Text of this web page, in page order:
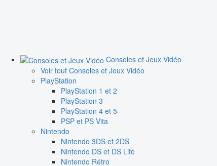
Consoles et Jeux Vidéo
Voir tout Consoles et Jeux Vidéo
PlayStation
PlayStation 1 et 2
PlayStation 3
PlayStation 4 et 5
PSP et PS Vita
Nintendo
Nintendo 3DS et 2DS
Nintendo DS et DS Lite
Nintendo Rétro